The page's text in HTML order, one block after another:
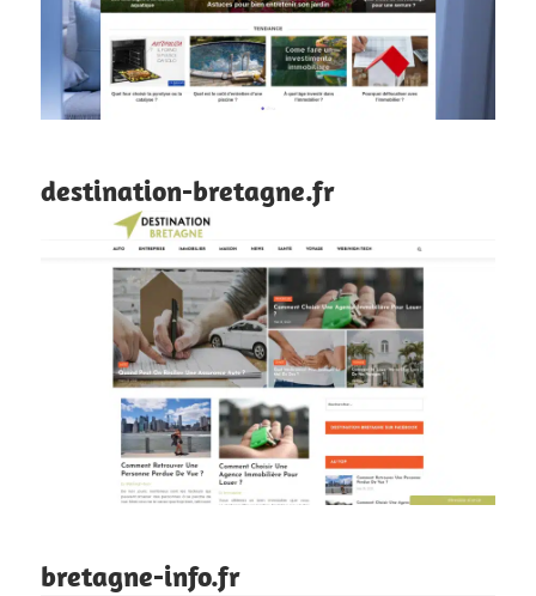
destination-bretagne.fr
bretagne-info.fr